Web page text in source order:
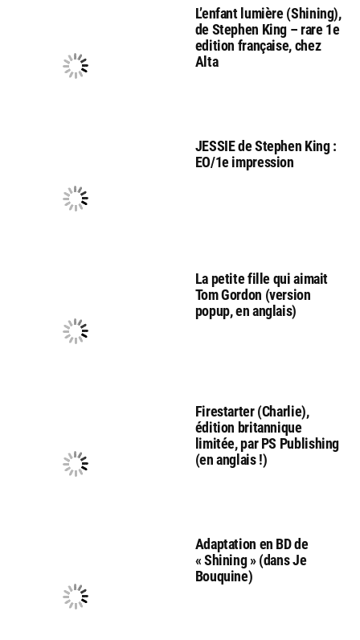
L’enfant lumière (Shining),
de Stephen King – rare 1e
edition française, chez
Alta
JESSIE de Stephen King :
EO/1e impression
La petite fille qui aimait
Tom Gordon (version
popup, en anglais)
Firestarter (Charlie),
édition britannique
limitée, par PS Publishing
(en anglais !)
Adaptation en BD de
« Shining » (dans Je
Bouquine)